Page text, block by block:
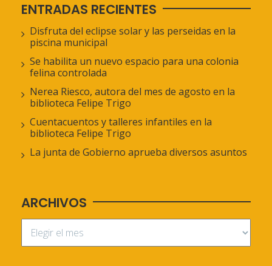
ENTRADAS RECIENTES
Disfruta del eclipse solar y las perseidas en la
piscina municipal
Se habilita un nuevo espacio para una colonia
felina controlada
Nerea Riesco, autora del mes de agosto en la
biblioteca Felipe Trigo
Cuentacuentos y talleres infantiles en la
biblioteca Felipe Trigo
La junta de Gobierno aprueba diversos asuntos
ARCHIVOS